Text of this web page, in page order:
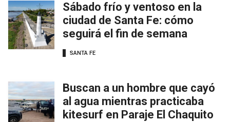
Sábado frío y ventoso en la
ciudad de Santa Fe: cómo
seguirá el fin de semana
SANTA FE
Buscan a un hombre que cayó
al agua mientras practicaba
kitesurf en Paraje El Chaquito